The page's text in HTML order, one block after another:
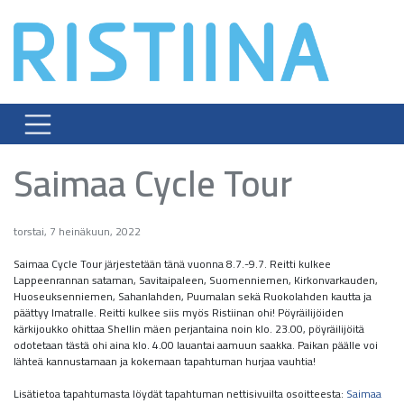
content
Saimaa Cycle Tour
torstai, 7 heinäkuun, 2022
Saimaa Cycle Tour järjestetään tänä vuonna 8.7.-9.7. Reitti kulkee
Lappeenrannan sataman, Savitaipaleen, Suomenniemen, Kirkonvarkauden,
Huoseuksenniemen, Sahanlahden, Puumalan sekä Ruokolahden kautta ja
päättyy Imatralle. Reitti kulkee siis myös Ristiinan ohi! Pöyräilijöiden
kärkijoukko ohittaa Shellin mäen perjantaina noin klo. 23.00, pöyräilijöitä
odotetaan tästä ohi aina klo. 4.00 lauantai aamuun saakka. Paikan päälle voi
lähteä kannustamaan ja kokemaan tapahtuman hurjaa vauhtia!
Lisätietoa tapahtumasta löydät tapahtuman nettisivuilta osoitteesta: Saimaa